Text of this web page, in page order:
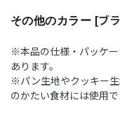
その他のカラー [ブ
※本品の仕様・パッケ
あります。
※パン生地やクッキー
のかたい食材には使用